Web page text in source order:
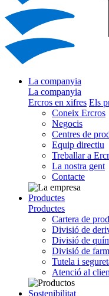
La companyia
La companyia
Ercros en xifres Els
Coneix Ercros
Negocis
Centres de
Equip directiu
Treballar a
La nostra gent
Contacte
Productes
Productes
Cartera de
Divisió de
Divisió de
Divisió de
Tutela i
Atenció al
Sostenibilitat